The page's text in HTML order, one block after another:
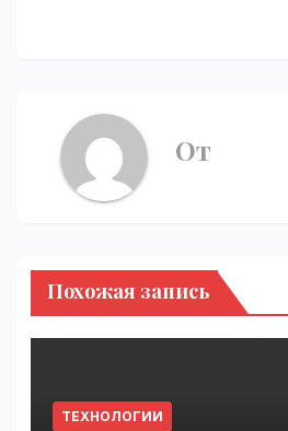
От
Похожая запись
ТЕХНОЛОГИИ